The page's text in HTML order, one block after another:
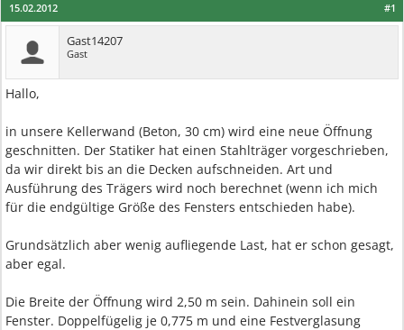
#1
15.02.2012
Gast14207
Gast
Hallo,
in unsere Kellerwand (Beton, 30 cm) wird eine neue Öffnung
geschnitten. Der Statiker hat einen Stahlträger vorgeschrieben,
da wir direkt bis an die Decken aufschneiden. Art und
Ausführung des Trägers wird noch berechnet (wenn ich mich
für die endgültige Größe des Fensters entschieden habe).
Grundsätzlich aber wenig aufliegende Last, hat er schon gesagt,
aber egal.
Die Breite der Öffnung wird 2,50 m sein. Dahinein soll ein
Fenster. Doppelfügelig je 0,775 m und eine Festverglasung